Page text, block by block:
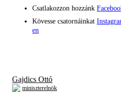
Csatlakozzon hozzánk
Kövesse csatornáinkat
en
Gajdics Ottó
miniszterelnök